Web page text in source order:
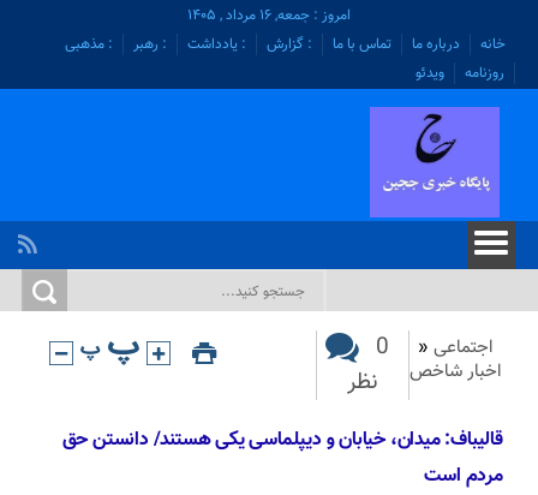
امروز : جمعه, ۱۶ مرداد , ۱۴۰۵
خانه
درباره ما تماس با ما : گزارش : یادداشت : رهبر
: مذهبی
روزنامه
ویدئو
اجتماعی «
اخبار شاخص
0
نظر
قالیباف: میدان، خیابان و دیپلماسی یکی هستند/ دانستن حق
مردم است